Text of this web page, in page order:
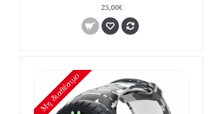
25,00€
Mη διαθέσιμο